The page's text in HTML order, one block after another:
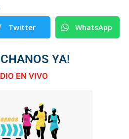
Twitter WhatsApp
YA!
EN VIVO